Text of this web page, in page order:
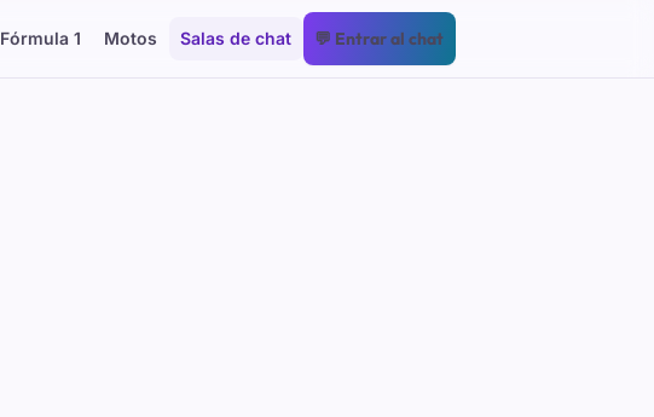
Fórmula 1 Motos Salas de chat 💬 Entrar al chat